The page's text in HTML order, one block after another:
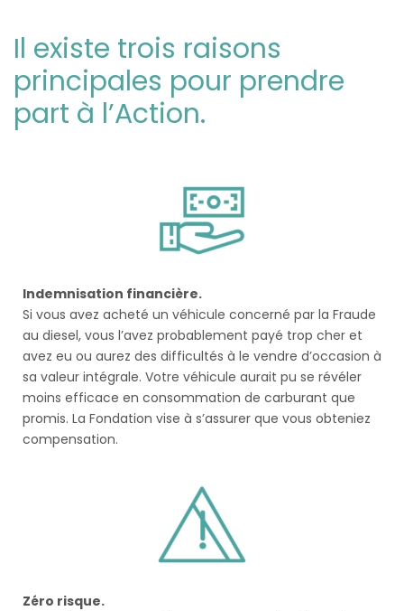
Il existe trois raisons
principales pour prendre
part à l’Action.
Indemnisation financière.
Si vous avez acheté un véhicule concerné par la Fraude
au diesel, vous l’avez probablement payé trop cher et
avez eu ou aurez des difficultés à le vendre d’occasion à
sa valeur intégrale. Votre véhicule aurait pu se révéler
moins efficace en consommation de carburant que
promis. La Fondation vise à s’assurer que vous obteniez
compensation.
Zéro risque.